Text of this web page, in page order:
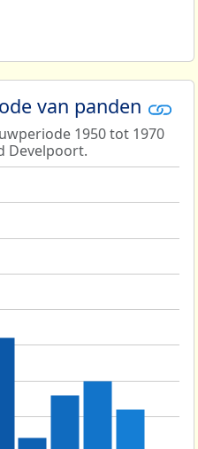
van panden
1950 tot 1970
Develpoort.